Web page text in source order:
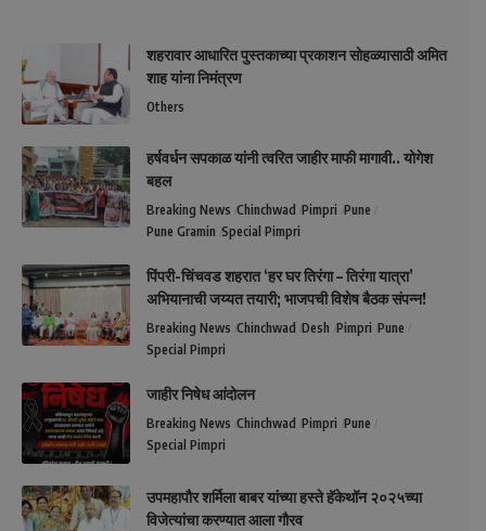
शहरावार आधारित पुस्तकाच्या प्रकाशन सोहळ्यासाठी अमित
शाह यांना निमंत्रण
Others
हर्षवर्धन सपकाळ यांनी त्वरित जाहीर माफी मागावी.. योगेश
बहल
Breaking News Chinchwad Pimpri Pune
Pune Gramin Special Pimpri
पिंपरी-चिंचवड शहरात ‘हर घर तिरंगा – तिरंगा यात्रा’
अभियानाची जय्यत तयारी; भाजपची विशेष बैठक संपन्न!
Breaking News Chinchwad Desh Pimpri Pune
Special Pimpri
जाहीर निषेध आंदोलन
Breaking News Chinchwad Pimpri Pune
Special Pimpri
उपमहापौर शर्मिला बाबर यांच्या हस्ते हॅकेथॉन २०२५च्या
विजेत्यांचा करण्यात आला गौरव